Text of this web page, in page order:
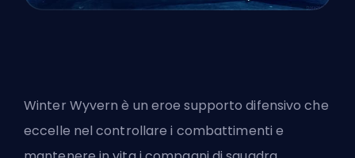
Winter Wyvern è un eroe supporto difensivo che
eccelle nel controllare i combattimenti e